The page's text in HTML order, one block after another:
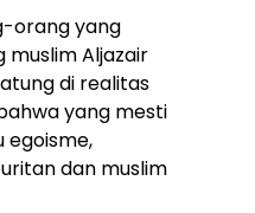
orang yang
Aljazair
di realitas
yang mesti
egoisme,
dan muslim